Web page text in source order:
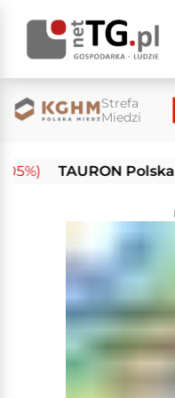
Strefa
Miedzi
TAURON Polska